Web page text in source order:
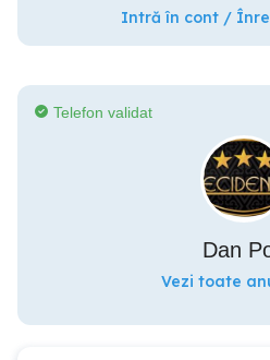
Intră în cont /
Telefon validat
Dan
Vezi toate